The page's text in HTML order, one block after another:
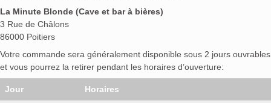
La Minute Blonde (Cave et bar à bières)
3 Rue de Châlons
86000 Poitiers
Votre commande sera généralement disponible sous 2 jours ouvrables
et vous pourrez la retirer pendant les horaires d’ouverture:
Jour Horaires